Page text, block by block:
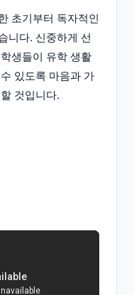
초기부터 독자적인
니다. 신중하게 선
생들이 유학 생활
있도록 마음과 가
것입니다.